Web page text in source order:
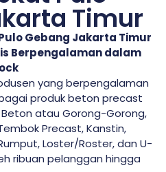
Timur
Gebang Jakarta Timur
Berpengalaman dalam
yang berpengalaman
produk beton precast
Beton atau Gorong-Gorong,
Precast, Kanstin,
Loster/Roster, dan U-
ribuan pelanggan hingga